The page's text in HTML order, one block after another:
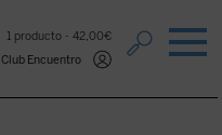
1 producto
42,00€
Club Encuentro